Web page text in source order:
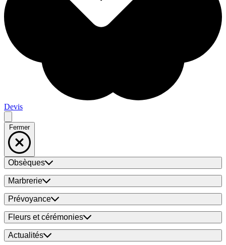
Devis
Fermer
Obsèques
Marbrerie
Prévoyance
Fleurs et cérémonies
Actualités